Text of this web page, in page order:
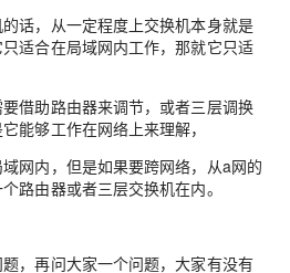
话，从一定程度上交换机本身就是
适合在局域网内工作，那就它只适
借助路由器来调节，或者三层调换
能够工作在网络上来理解，
网内，但是如果要跨网络，从a网的
路由器或者三层交换机在内。
，再问大家一个问题，大家有没有